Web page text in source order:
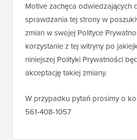
Motive zachęca odwiedzających
sprawdzania tej strony w
zmian w swojej Polityce
korzystanie z tej witryny po
niniejszej Polityki Prywatności
akceptację takiej zmiany.
W przypadku pytań prosimy o
561-408-1057